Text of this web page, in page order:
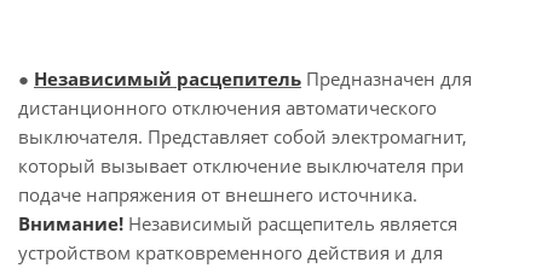
● Независимый расцепитель Предназначен для
дистанционного отключения автоматического
выключателя. Представляет собой электромагнит,
который вызывает отключение выключателя при
подаче напряжения от внешнего источника.
Внимание! Независимый расщепитель является
устройством кратковременного действия и для